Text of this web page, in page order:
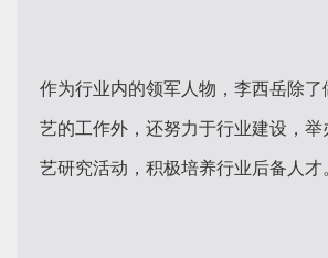
作为行业内的领军人物，李西岳除了
艺的工作外，还努力于行业建设，举
艺研究活动，积极培养行业后备人才